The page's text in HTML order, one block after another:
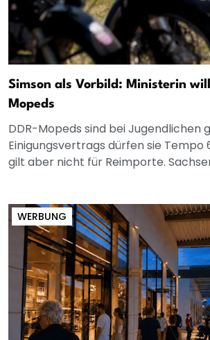
Simson als Vorbild: Ministerin
Mopeds
DDR-Mopeds sind bei Jugendlichen
Einigungsvertrags dürfen sie Tempo
gilt aber nicht für Reimporte.
WERBUNG